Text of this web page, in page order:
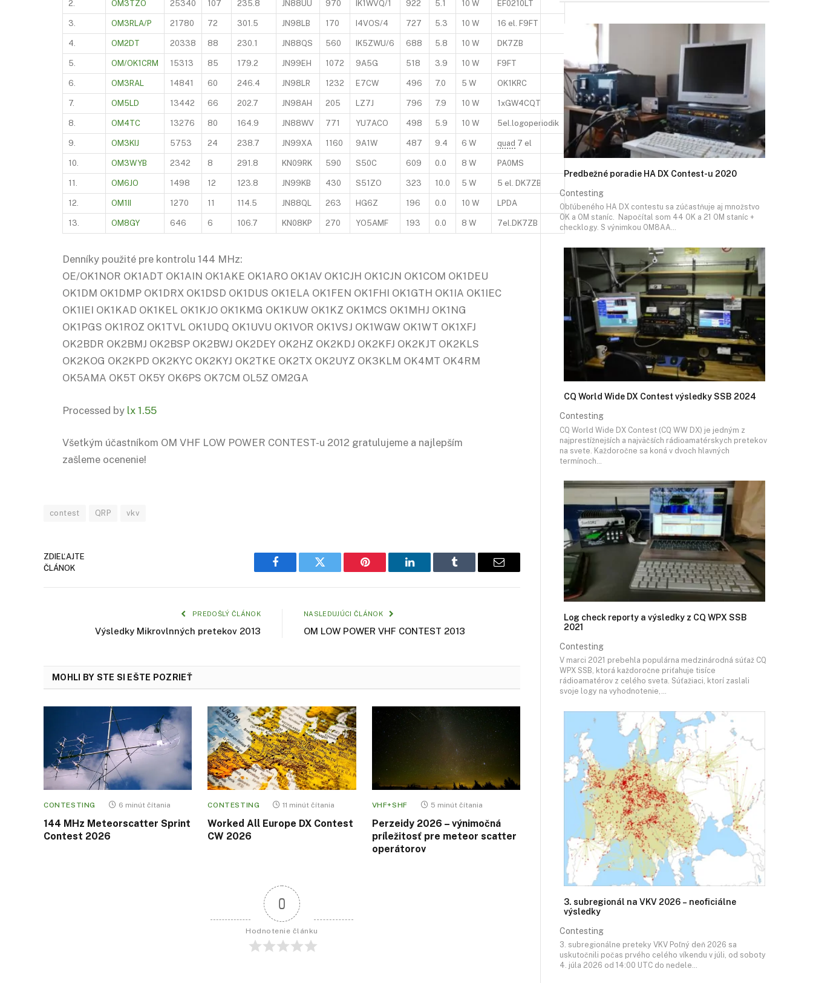
2. OM3TZO 25340 107 235.8 JN88UU 970 IK1WVQ/1 922 5.1 10 W EF0210LT
3. OM3RLA/P 21780 72 301.5 JN98LB 170 I4VOS/4 727 5.3 10 W 16 el. F9FT
4. OM2DT 20338 88 230.1 JN88QS 560 IK5ZWU/6 688 5.8 10 W DK7ZB
5. OM/OK1CRM 15313 85 179.2 JN99EH 1072 9A5G 518 3.9 10 W F9FT
6. OM3RAL 14841 60 246.4 JN98LR 1232 E7CW 496 7.0 5 W OK1KRC
7. OM5LD 13442 66 202.7 JN98AH 205 LZ7J 796 7.9 10 W 1xGW4CQT
8. OM4TC 13276 80 164.9 JN88WV 771 YU7ACO 498 5.9 10 W 5el.logoperiodik
9. OM3KIJ 5753 24 238.7 JN99XA 1160 9A1W 487 9.4 6 W quad 7 el
10. OM3WYB 2342 8 291.8 KN09RK 590 S50C 609 0.0 8 W PA0MS
11. OM6JO 1498 12 123.8 JN99KB 430 S51ZO 323 10.0 5 W 5 el. DK7ZB
12. OM1II 1270 11 114.5 JN88QL 263 HG6Z 196 0.0 10 W LPDA
13. OM8GY 646 6 106.7 KN08KP 270 YO5AMF 193 0.0 8 W 7el.DK7ZB
Denníky použité pre kontrolu 144 MHz:
OE/OK1NOR OK1ADT OK1AIN OK1AKE OK1ARO OK1AV OK1CJH OK1CJN OK1COM OK1DEU
OK1DM OK1DMP OK1DRX OK1DSD OK1DUS OK1ELA OK1FEN OK1FHI OK1GTH OK1IA OK1IEC
OK1IEI OK1KAD OK1KEL OK1KJO OK1KMG OK1KUW OK1KZ OK1MCS OK1MHJ OK1NG
OK1PGS OK1ROZ OK1TVL OK1UDQ OK1UVU OK1VOR OK1VSJ OK1WGW OK1WT OK1XFJ
OK2BDR OK2BMJ OK2BSP OK2BWJ OK2DEY OK2HZ OK2KDJ OK2KFJ OK2KJT OK2KLS
OK2KOG OK2KPD OK2KYC OK2KYJ OK2TKE OK2TX OK2UYZ OK3KLM OK4MT OK4RM
OK5AMA OK5T OK5Y OK6PS OK7CM OL5Z OM2GA
Processed by lx 1.55
Všetkým účastníkom OM VHF LOW POWER CONTEST-u 2012 gratulujeme a najlepším
zašleme ocenenie!
contest QRP vkv
ZDIEĽAJTE
ČLÁNOK
Facebook Twitter Pinterest LinkedIn Tumblr Email
PREDOŠLÝ ČLÁNOK
Výsledky Mikrovlnných pretekov 2013
NASLEDUJÚCI ČLÁNOK
OM LOW POWER VHF CONTEST 2013
MOHLI BY STE SI EŠTE POZRIEŤ
CONTESTING 6 minút čítania
144 MHz Meteorscatter Sprint
Contest 2026
CONTESTING 11 minút čítania
Worked All Europe DX Contest
CW 2026
VHF+SHF 5 minút čítania
Perzeidy 2026 – výnimočná
príležitosť pre meteor scatter
operátorov
0
Hodnotenie článku
Predbežné poradie HA DX Contest-u 2020
Contesting
Obľúbeného HA DX contestu sa zúčastňuje aj množstvo
OK a OM staníc. Napočítal som 44 OK a 21 OM staníc +
checklogy. S výnimkou OM8AA…
CQ World Wide DX Contest výsledky SSB 2024
Contesting
CQ World Wide DX Contest (CQ WW DX) je jedným z
najprestížnejších a najväčších rádioamatérskych pretekov
na svete. Každoročne sa koná v dvoch hlavných
termínoch…
Log check reporty a výsledky z CQ WPX SSB
2021
Contesting
V marci 2021 prebehla populárna medzinárodná súťaž CQ
WPX SSB, ktorá každoročne priťahuje tisíce
rádioamatérov z celého sveta. Súťažiaci, ktorí zaslali
svoje logy na vyhodnotenie,…
3. subregionál na VKV 2026 – neoficiálne
výsledky
Contesting
3. subregionálne preteky VKV Poľný deň 2026 sa
uskutočnili počas prvého celého víkendu v júli, od soboty
4. júla 2026 od 14:00 UTC do nedele…